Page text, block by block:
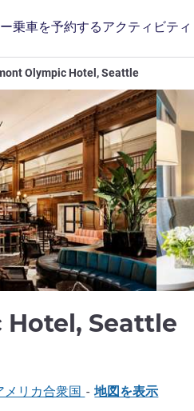
乗車を予約するアクティビティ
Olympic Hotel, Seattle
Seattle
)
メリカ合衆国 - 地図を表示